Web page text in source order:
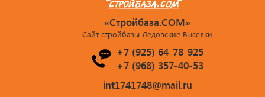
Пропитки для дерева
Печи для бани, отопления,
сопутствующие товары
Брусчатка/Тротуарная плитка
«Стройбаза.COM»
Сайт стройбазы Ледовские Выселки
+7 (925) 64-78-925
+7 (968) 357-40-53
int1741748@mail.ru